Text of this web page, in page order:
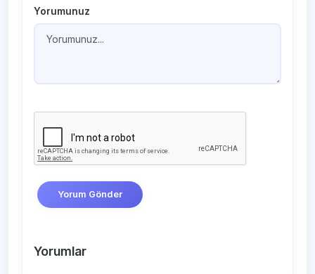
Yorumunuz
Yorum Gönder
Yorumlar